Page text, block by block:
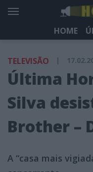
HOME
TELEVISÃO |
Última
Silva
Brother –
A “casa mais